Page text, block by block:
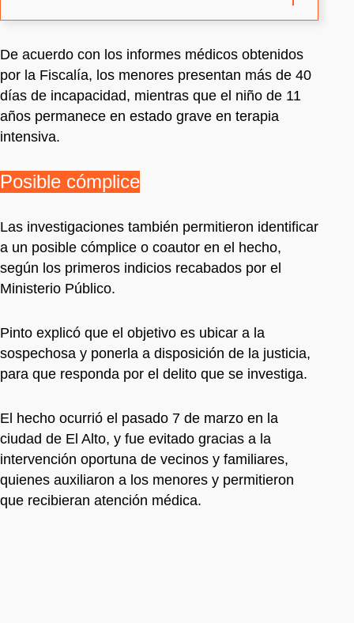
De acuerdo con los informes médicos obtenidos
por la Fiscalía, los menores presentan más de 40
días de incapacidad, mientras que el niño de 11
años permanece en estado grave en terapia
intensiva.
Posible cómplice
Las investigaciones también permitieron identificar
a un posible cómplice o coautor en el hecho,
según los primeros indicios recabados por el
Ministerio Público.
Pinto explicó que el objetivo es ubicar a la
sospechosa y ponerla a disposición de la justicia,
para que responda por el delito que se investiga.
El hecho ocurrió el pasado 7 de marzo en la
ciudad de El Alto, y fue evitado gracias a la
intervención oportuna de vecinos y familiares,
quienes auxiliaron a los menores y permitieron
que recibieran atención médica.